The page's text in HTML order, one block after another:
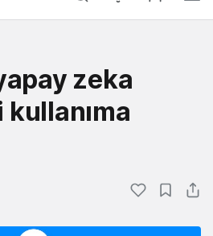
zeka
kullanıma